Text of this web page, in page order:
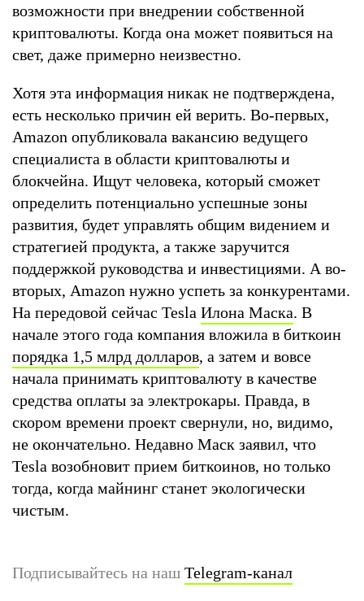
возможности при внедрении собственной
криптовалюты. Когда она может появиться на
свет, даже примерно неизвестно.
Хотя эта информация никак не подтверждена,
есть несколько причин ей верить. Во-первых,
Amazon опубликовала вакансию ведущего
специалиста в области криптовалюты и
блокчейна. Ищут человека, который сможет
определить потенциально успешные зоны
развития, будет управлять общим видением и
стратегией продукта, а также заручится
поддержкой руководства и инвестициями. А во-
вторых, Amazon нужно успеть за конкурентами.
На передовой сейчас Tesla Илона Маска. В
начале этого года компания вложила в биткоин
порядка 1,5 млрд долларов, а затем и вовсе
начала принимать криптовалюту в качестве
средства оплаты за электрокары. Правда, в
скором времени проект свернули, но, видимо,
не окончательно. Недавно Маск заявил, что
Tesla возобновит прием биткоинов, но только
тогда, когда майнинг станет экологически
чистым.
Подписывайтесь на наш Telegram-канал